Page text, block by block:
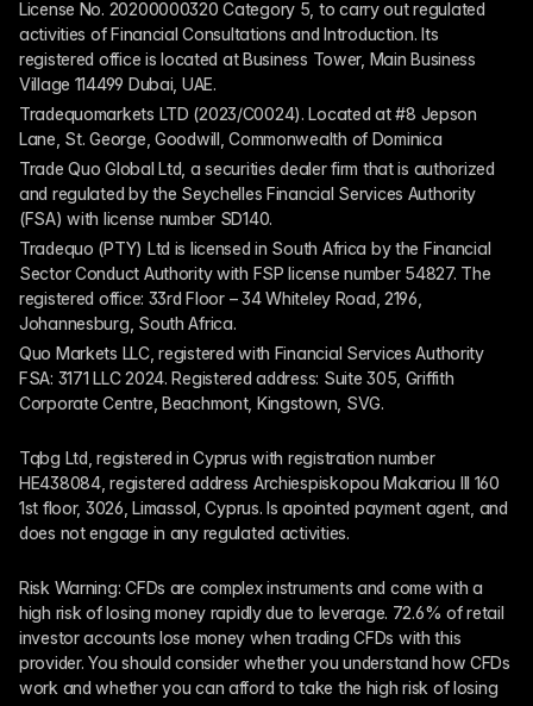
License No. 20200000320 Category 5, to carry out regulated
activities of Financial Consultations and Introduction. Its
registered office is located at Business Tower, Main Business
Village 114499 Dubai, UAE.
Tradequomarkets LTD (2023/C0024). Located at #8 Jepson
Lane, St. George, Goodwill, Commonwealth of Dominica
Trade Quo Global Ltd, a securities dealer firm that is authorized
and regulated by the Seychelles Financial Services Authority
(FSA) with license number SD140.
Tradequo (PTY) Ltd is licensed in South Africa by the Financial
Sector Conduct Authority with FSP license number 54827. The
registered office: 33rd Floor – 34 Whiteley Road, 2196,
Johannesburg, South Africa.
Quo Markets LLC, registered with Financial Services Authority
FSA: 3171 LLC 2024. Registered address: Suite 305, Griffith
Corporate Centre, Beachmont, Kingstown, SVG.
Tqbg Ltd, registered in Cyprus with registration number
HE438084, registered address Archiespiskopou Makariou III 160
1st floor, 3026, Limassol, Cyprus. Is apointed payment agent, and
does not engage in any regulated activities.
Risk Warning: CFDs are complex instruments and come with a
high risk of losing money rapidly due to leverage. 72.6% of retail
investor accounts lose money when trading CFDs with this
provider. You should consider whether you understand how CFDs
work and whether you can afford to take the high risk of losing